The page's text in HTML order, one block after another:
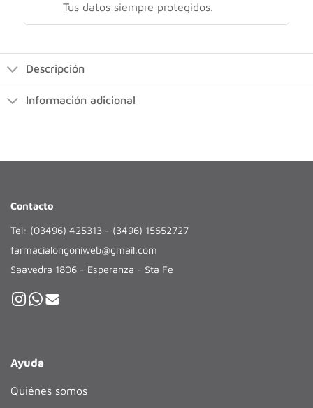
Tus datos siempre protegidos.
Descripción
Información adicional
Contacto
Tel: (03496) 425313 - (3496) 15652727
farmacialongoniweb@gmail.com
Saavedra 1806 - Esperanza - Sta Fe
Ayuda
Quiénes somos